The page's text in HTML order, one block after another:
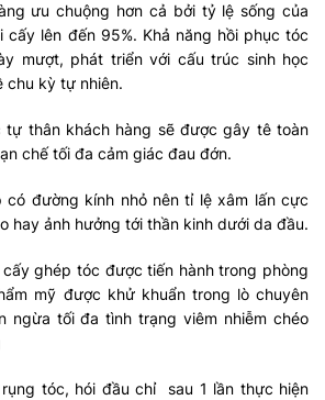
ưu chuộng hơn cả bởi tỷ lệ sống của
cấy lên đến 95%. Khả năng hồi phục tóc
mượt, phát triển với cấu trúc sinh học
chu kỳ tự nhiên.
thân khách hàng sẽ được gây tê toàn
chế tối đa cảm giác đau đớn.
đường kính nhỏ nên tỉ lệ xâm lấn cực
hay ảnh hưởng tới thần kinh dưới da đầu.
ghép tóc được tiến hành trong phòng
mỹ được khử khuẩn trong lò chuyên
ngừa tối đa tình trạng viêm nhiễm chéo
tóc, hói đầu chỉ sau 1 lần thực hiện